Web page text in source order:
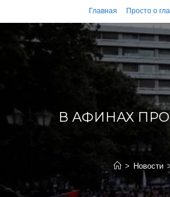
содержимому
Главная Просто о
В АФИНАХ
> Новости